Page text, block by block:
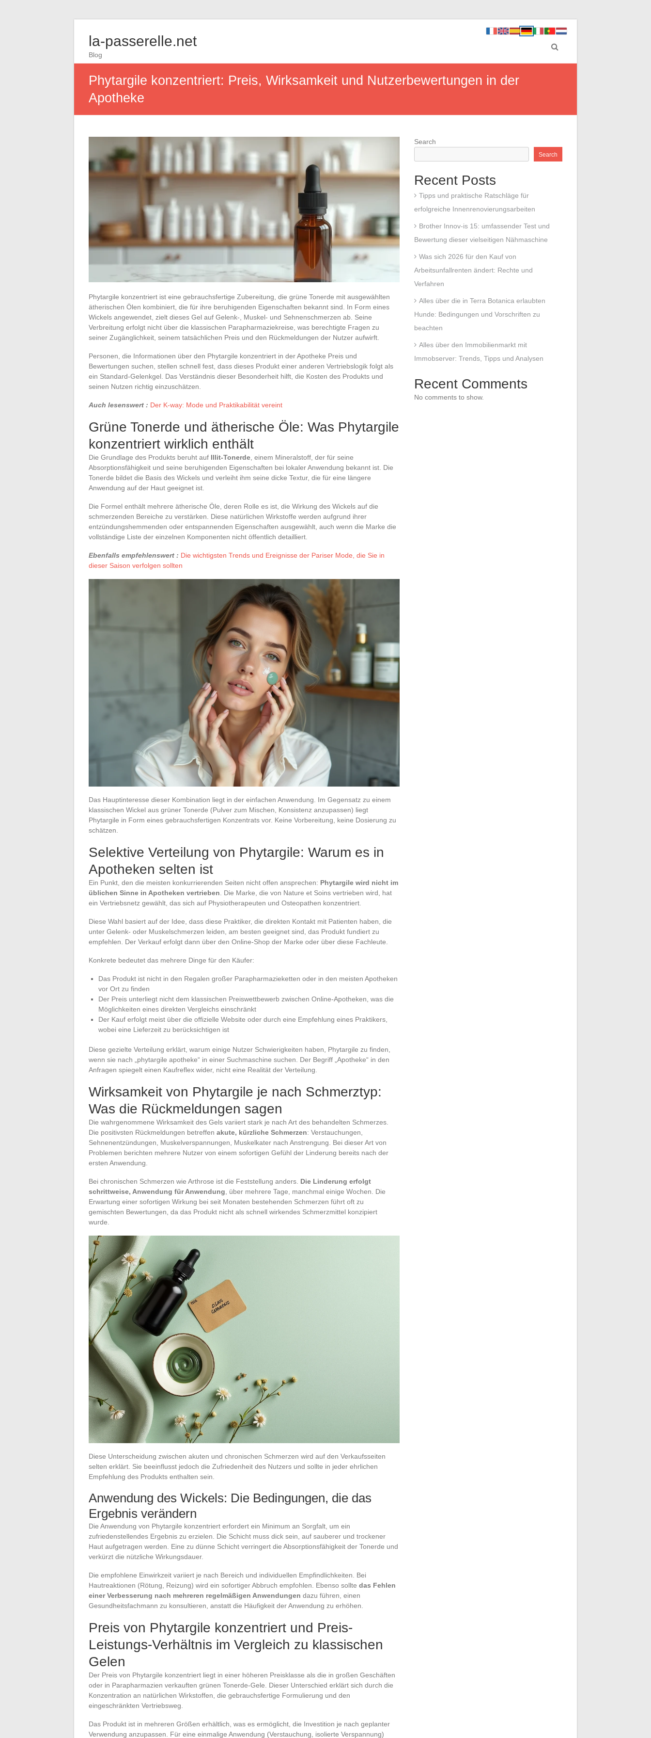
la-passerelle.net
Blog
Phytargile konzentriert: Preis, Wirksamkeit und Nutzerbewertungen in der
Apotheke
Phytargile konzentriert ist eine gebrauchsfertige Zubereitung, die grüne Tonerde mit ausgewählten
ätherischen Ölen kombiniert, die für ihre beruhigenden Eigenschaften bekannt sind. In Form eines
Wickels angewendet, zielt dieses Gel auf Gelenk-, Muskel- und Sehnenschmerzen ab. Seine
Verbreitung erfolgt nicht über die klassischen Parapharmaziekreise, was berechtigte Fragen zu
seiner Zugänglichkeit, seinem tatsächlichen Preis und den Rückmeldungen der Nutzer aufwirft.
Personen, die Informationen über den Phytargile konzentriert in der Apotheke Preis und
Bewertungen suchen, stellen schnell fest, dass dieses Produkt einer anderen Vertriebslogik folgt als
ein Standard-Gelenkgel. Das Verständnis dieser Besonderheit hilft, die Kosten des Produkts und
seinen Nutzen richtig einzuschätzen.
Auch lesenswert : Der K-way: Mode und Praktikabilität vereint
Grüne Tonerde und ätherische Öle: Was Phytargile
konzentriert wirklich enthält
Die Grundlage des Produkts beruht auf Illit-Tonerde , einem Mineralstoff, der für seine
Absorptionsfähigkeit und seine beruhigenden Eigenschaften bei lokaler Anwendung bekannt ist. Die
Tonerde bildet die Basis des Wickels und verleiht ihm seine dicke Textur, die für eine längere
Anwendung auf der Haut geeignet ist.
Die Formel enthält mehrere ätherische Öle, deren Rolle es ist, die Wirkung des Wickels auf die
schmerzenden Bereiche zu verstärken. Diese natürlichen Wirkstoffe werden aufgrund ihrer
entzündungshemmenden oder entspannenden Eigenschaften ausgewählt, auch wenn die Marke die
vollständige Liste der einzelnen Komponenten nicht öffentlich detailliert.
Ebenfalls empfehlenswert : Die wichtigsten Trends und Ereignisse der Pariser Mode, die Sie in
dieser Saison verfolgen sollten
Das Hauptinteresse dieser Kombination liegt in der einfachen Anwendung. Im Gegensatz zu einem
klassischen Wickel aus grüner Tonerde (Pulver zum Mischen, Konsistenz anzupassen) liegt
Phytargile in Form eines gebrauchsfertigen Konzentrats vor. Keine Vorbereitung, keine Dosierung zu
schätzen.
Selektive Verteilung von Phytargile: Warum es in
Apotheken selten ist
Ein Punkt, den die meisten konkurrierenden Seiten nicht offen ansprechen: Phytargile wird nicht im
üblichen Sinne in Apotheken vertrieben . Die Marke, die von Nature et Soins vertrieben wird, hat
ein Vertriebsnetz gewählt, das sich auf Physiotherapeuten und Osteopathen konzentriert.
Diese Wahl basiert auf der Idee, dass diese Praktiker, die direkten Kontakt mit Patienten haben, die
unter Gelenk- oder Muskelschmerzen leiden, am besten geeignet sind, das Produkt fundiert zu
empfehlen. Der Verkauf erfolgt dann über den Online-Shop der Marke oder über diese Fachleute.
Konkrete bedeutet das mehrere Dinge für den Käufer:
Das Produkt ist nicht in den Regalen großer Parapharmazieketten oder in den meisten Apotheken
vor Ort zu finden
Der Preis unterliegt nicht dem klassischen Preiswettbewerb zwischen Online-Apotheken, was die
Möglichkeiten eines direkten Vergleichs einschränkt
Der Kauf erfolgt meist über die offizielle Website oder durch eine Empfehlung eines Praktikers,
wobei eine Lieferzeit zu berücksichtigen ist
Diese gezielte Verteilung erklärt, warum einige Nutzer Schwierigkeiten haben, Phytargile zu finden,
wenn sie nach „phytargile apotheke“ in einer Suchmaschine suchen. Der Begriff „Apotheke“ in den
Anfragen spiegelt einen Kaufreflex wider, nicht eine Realität der Verteilung.
Wirksamkeit von Phytargile je nach Schmerztyp:
Was die Rückmeldungen sagen
Die wahrgenommene Wirksamkeit des Gels variiert stark je nach Art des behandelten Schmerzes.
Die positivsten Rückmeldungen betreffen akute, kürzliche Schmerzen: Verstauchungen,
Sehnenentzündungen, Muskelverspannungen, Muskelkater nach Anstrengung. Bei dieser Art von
Problemen berichten mehrere Nutzer von einem sofortigen Gefühl der Linderung bereits nach der
ersten Anwendung.
Bei chronischen Schmerzen wie Arthrose ist die Feststellung anders. Die Linderung erfolgt
schrittweise, Anwendung für Anwendung , über mehrere Tage, manchmal einige Wochen. Die
Erwartung einer sofortigen Wirkung bei seit Monaten bestehenden Schmerzen führt oft zu
gemischten Bewertungen, da das Produkt nicht als schnell wirkendes Schmerzmittel konzipiert
wurde.
Diese Unterscheidung zwischen akuten und chronischen Schmerzen wird auf den Verkaufsseiten
selten erklärt. Sie beeinflusst jedoch die Zufriedenheit des Nutzers und sollte in jeder ehrlichen
Empfehlung des Produkts enthalten sein.
Anwendung des Wickels: Die Bedingungen, die das
Ergebnis verändern
Die Anwendung von Phytargile konzentriert erfordert ein Minimum an Sorgfalt, um ein
zufriedenstellendes Ergebnis zu erzielen. Die Schicht muss dick sein, auf sauberer und trockener
Haut aufgetragen werden. Eine zu dünne Schicht verringert die Absorptionsfähigkeit der Tonerde und
verkürzt die nützliche Wirkungsdauer.
Die empfohlene Einwirkzeit variiert je nach Bereich und individuellen Empfindlichkeiten. Bei
Hautreaktionen (Rötung, Reizung) wird ein sofortiger Abbruch empfohlen. Ebenso sollte das Fehlen
einer Verbesserung nach mehreren regelmäßigen Anwendungen dazu führen, einen
Gesundheitsfachmann zu konsultieren, anstatt die Häufigkeit der Anwendung zu erhöhen.
Preis von Phytargile konzentriert und Preis-
Leistungs-Verhältnis im Vergleich zu klassischen
Gelen
Der Preis von Phytargile konzentriert liegt in einer höheren Preisklasse als die in großen Geschäften
oder in Parapharmazien verkauften grünen Tonerde-Gele. Dieser Unterschied erklärt sich durch die
Konzentration an natürlichen Wirkstoffen, die gebrauchsfertige Formulierung und den
eingeschränkten Vertriebsweg.
Das Produkt ist in mehreren Größen erhältlich, was es ermöglicht, die Investition je nach geplanter
Verwendung anzupassen. Für eine einmalige Anwendung (Verstauchung, isolierte Verspannung)
Search
Search
Recent Posts
Tipps und praktische Ratschläge für
erfolgreiche Innenrenovierungsarbeiten
Brother Innov-is 15: umfassender Test und
Bewertung dieser vielseitigen Nähmaschine
Was sich 2026 für den Kauf von
Arbeitsunfallrenten ändert: Rechte und
Verfahren
Alles über die in Terra Botanica erlaubten
Hunde: Bedingungen und Vorschriften zu
beachten
Alles über den Immobilienmarkt mit
Immobserver: Trends, Tipps und Analysen
Recent Comments
No comments to show.